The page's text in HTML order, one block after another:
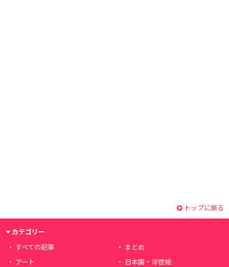
トップに戻る
カテゴリー
すべての記事
まとめ
アート
日本画・浮世絵